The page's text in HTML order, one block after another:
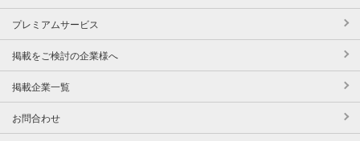
プレミアムサービス
掲載をご検討の企業様へ
掲載企業一覧
お問合わせ